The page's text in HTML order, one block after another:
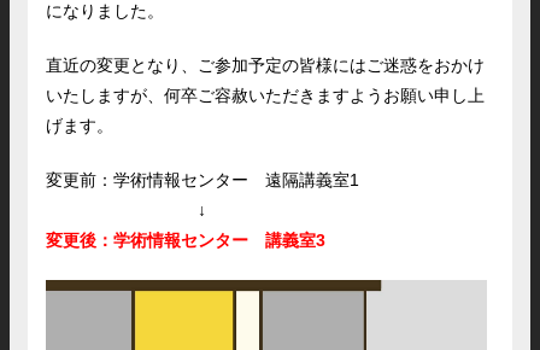
になりました。
直近の変更となり、ご参加予定の皆様にはご迷惑をおかけ
いたしますが、何卒ご容赦いただきますようお願い申し上
げます。
変更前：学術情報センター 遠隔講義室1
↓
変更後：学術情報センター 講義室3